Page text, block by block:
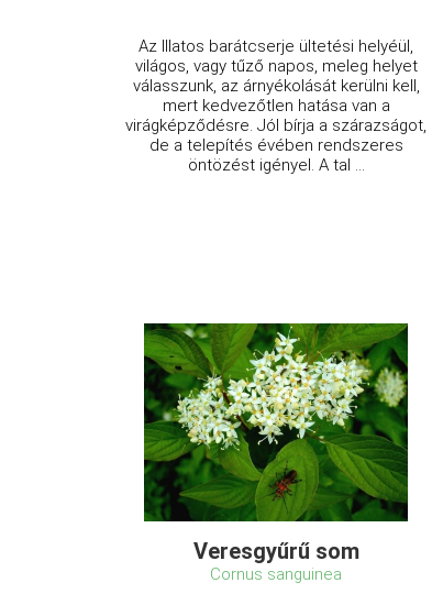
Az Illatos barátcserje ültetési helyéül,
világos, vagy tűző napos, meleg helyet
válasszunk, az árnyékolását kerülni kell,
mert kedvezőtlen hatása van a
virágképződésre. Jól bírja a szárazságot,
de a telepítés évében rendszeres
öntözést igényel. A tal ...
Veresgyűrű som
Cornus sanguinea